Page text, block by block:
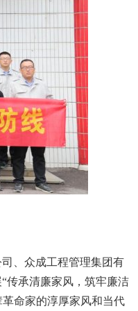
、众成工程管理集团有
传承清廉家风，筑牢廉洁
革命家的淳厚家风和当代